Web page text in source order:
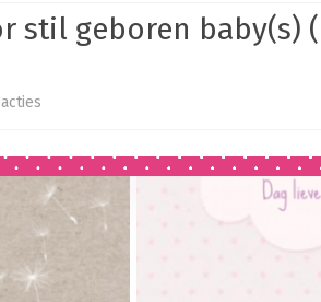
stil geboren baby(s)
voor
geboren